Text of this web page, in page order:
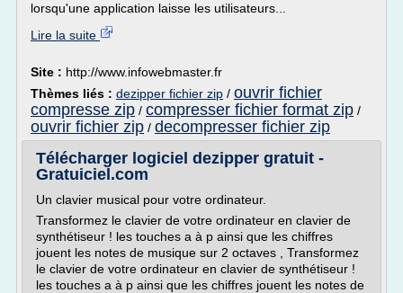
lorsqu'une application laisse les utilisateurs...
Lire la suite
Site : http://www.infowebmaster.fr
Thèmes liés : dezipper fichier zip / ouvrir fichier
compresse zip / compresser fichier format zip /
ouvrir fichier zip / decompresser fichier zip
Télécharger logiciel dezipper gratuit -
Gratuiciel.com
Un clavier musical pour votre ordinateur.
Transformez le clavier de votre ordinateur en clavier de
synthétiseur ! les touches a à p ainsi que les chiffres
jouent les notes de musique sur 2 octaves , Transformez
le clavier de votre ordinateur en clavier de synthétiseur !
les touches a à p ainsi que les chiffres jouent les notes de